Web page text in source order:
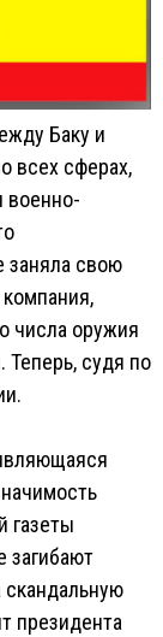
Баку и
всех сферах,
военно-
заняла свою
числа оружия
Теперь, судя по
газеты
загибают
президента